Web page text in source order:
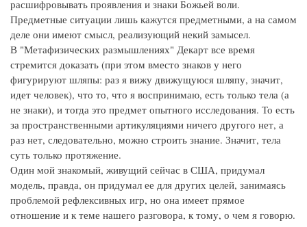
расшифровывать проявления и знаки Божьей воли.
Предметные ситуации лишь кажутся предметными, а на самом
деле они имеют смысл, реализующий некий замысел.
В "Метафизических размышлениях" Декарт все время
стремится доказать (при этом вместо знаков у него
фигурируют шляпы: раз я вижу движущуюся шляпу, значит,
идет человек), что то, что я воспринимаю, есть только тела (а
не знаки), и тогда это предмет опытного исследования. То есть
за пространственными артикуляциями ничего другого нет, а
раз нет, следовательно, можно строить знание. Значит, тела
суть только протяжение.
Один мой знакомый, живущий сейчас в США, придумал
модель, правда, он придумал ее для других целей, занимаясь
проблемой рефлексивных игр, но она имеет прямое
отношение и к теме нашего разговора, к тому, о чем я говорю.